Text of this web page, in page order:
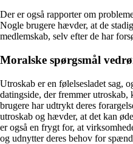
Der er også rapporter om
Nogle brugere hævder, at de
medlemskab, selv efter de har
Moralske spørgsmål
Utroskab er en følelsesladet sag,
datingside, der fremmer
brugere har udtrykt deres
utroskab og hævder, at det kan
er også en frygt for, at
og udnytter deres behov for